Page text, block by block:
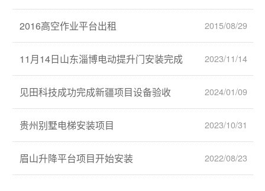
2016高空作业平台出租 2015/08/29
11月14日山东淄博电动提升门安装完成 2023/11/14
见田科技成功完成新疆项目设备验收 2024/01/09
贵州别墅电梯安装项目 2023/10/31
眉山升降平台项目开始安装 2022/08/23